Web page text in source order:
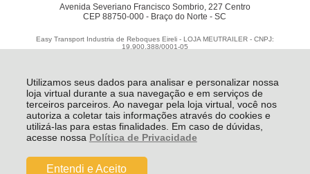
Utilizamos seus dados para analisar e personalizar nossa
loja virtual durante a sua navegação e em serviços de
terceiros parceiros. Ao navegar pela loja virtual, você nos
autoriza a coletar tais informações através do cookies e
utilizá-las para estas finalidades. Em caso de dúvidas,
acesse nossa Política de Privacidade
Entendi e Aceito
Avenida Severiano Francisco Sombrio, 227 Centro
CEP 88750-000 - Braço do Norte - SC
Easy Transport Industria de Reboques Eireli - LOJA MEUTRAILER - CNPJ:
19.900.388/0001-05